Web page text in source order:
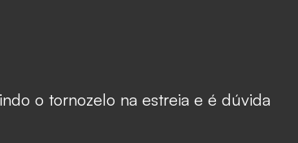
o tornozelo na estreia e é dúvida